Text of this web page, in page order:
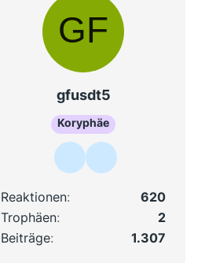
gfusdt5
Koryphäe
Reaktionen
620
Trophäen
2
Beiträge
1.307